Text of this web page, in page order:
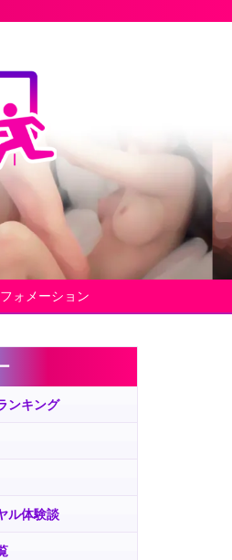
ォメーション
ンキング
ル体験談